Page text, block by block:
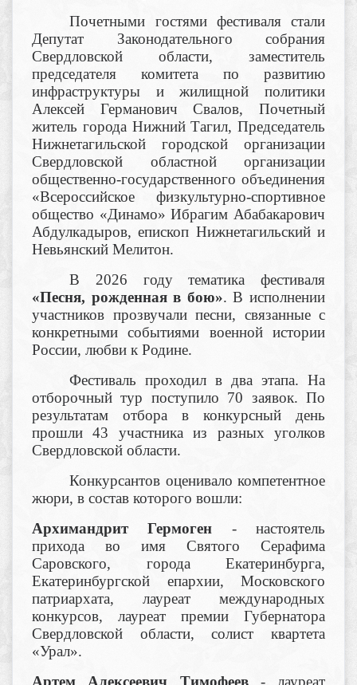
Почетными гостями фестиваля стали
Депутат Законодательного собрания
Свердловской области, заместитель
председателя комитета по развитию
инфраструктуры и жилищной политики
Алексей Германович Свалов, Почетный
житель города Нижний Тагил, Председатель
Нижнетагильской городской организации
Свердловской областной организации
общественно-государственного объединения
«Всероссийское физкультурно-спортивное
общество «Динамо» Ибрагим Абабакарович
Абдулкадыров, епископ Нижнетагильский и
Невьянский Мелитон.
В 2026 году тематика фестиваля
«Песня, рожденная в бою». В исполнении
участников прозвучали песни, связанные с
конкретными событиями военной истории
России, любви к Родине.
Фестиваль проходил в два этапа. На
отборочный тур поступило 70 заявок. По
результатам отбора в конкурсный день
прошли 43 участника из разных уголков
Свердловской области.
Конкурсантов оценивало компетентное
жюри, в состав которого вошли:
Архимандрит Гермоген - настоятель
прихода во имя Святого Серафима
Саровского, города Екатеринбурга,
Екатеринбургской епархии, Московского
патриархата, лауреат международных
конкурсов, лауреат премии Губернатора
Свердловской области, солист квартета
«Урал».
Артем Алексеевич Тимофеев- лауреат